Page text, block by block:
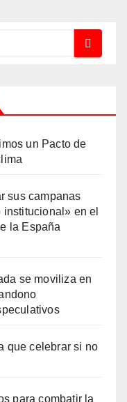
un Pacto de
sus campanas
en el
la España
se moviliza en
que celebrar si no
para combatir la